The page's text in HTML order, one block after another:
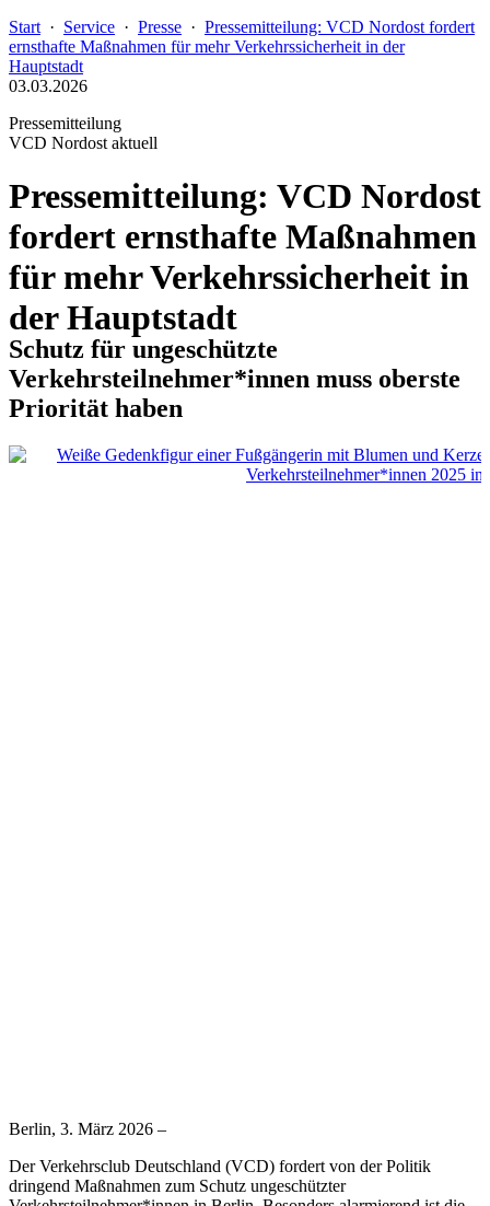
Start · Service · Presse · Pressemitteilung: VCD Nordost fordert
ernsthafte Maßnahmen für mehr Verkehrssicherheit in der
Hauptstadt
03.03.2026
Pressemitteilung
VCD Nordost aktuell
Pressemitteilung: VCD Nordost
fordert ernsthafte Maßnahmen
für mehr Verkehrssicherheit in
der Hauptstadt
Schutz für ungeschützte
Verkehrsteilnehmer*innen muss oberste
Priorität haben
Berlin, 3. März 2026 –
Der Verkehrsclub Deutschland (VCD) fordert von der Politik
dringend Maßnahmen zum Schutz ungeschützter